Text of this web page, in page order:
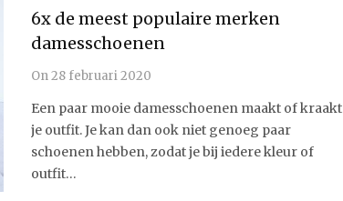
6x de meest populaire merken
damesschoenen
On28 februari 2020
Een paar mooie damesschoenen maakt of kraakt
je outfit. Je kan dan ook niet genoeg paar
schoenen hebben, zodat je bij iedere kleur of
outfit…